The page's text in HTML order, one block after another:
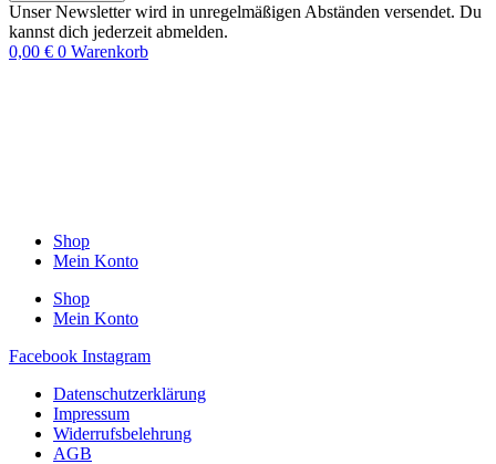
Unser Newsletter wird in unregelmäßigen Abständen versendet. Du
kannst dich jederzeit abmelden.
0,00 € 0 Warenkorb
Shop
Mein Konto
Shop
Mein Konto
Facebook Instagram
Datenschutzerklärung
Impressum
Widerrufsbelehrung
AGB